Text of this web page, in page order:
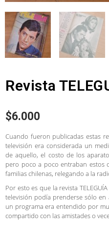
Revista
$6.000
Cuando fueron publicadas estas
televisión era considerada un
de aquello, el costo de los
pero poco a poco entraban estos
familias chilenas, relegando a la
Por esto es que la revista
televisión podía prenderse sólo
un programa era entendido por
compartido con las amistades o